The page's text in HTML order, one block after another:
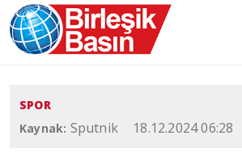
SPOR
Kaynak: Sputnik 18.12.2024 06:28